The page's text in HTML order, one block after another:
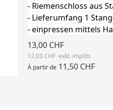
- Riemenschloss aus
- Lieferumfang 1
- einpressen mittels
13,00 CHF
12,03 CHF
À partir de 11,50 CHF